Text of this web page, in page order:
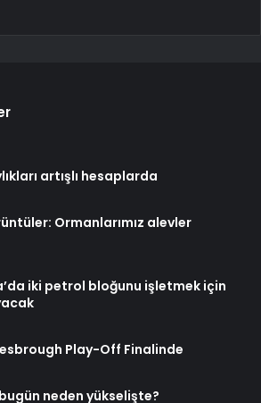
artışlı hesaplarda
Ormanlarımız alevler
iki petrol bloğunu işletmek için
Play-Off Finalinde
neden yükselişte?